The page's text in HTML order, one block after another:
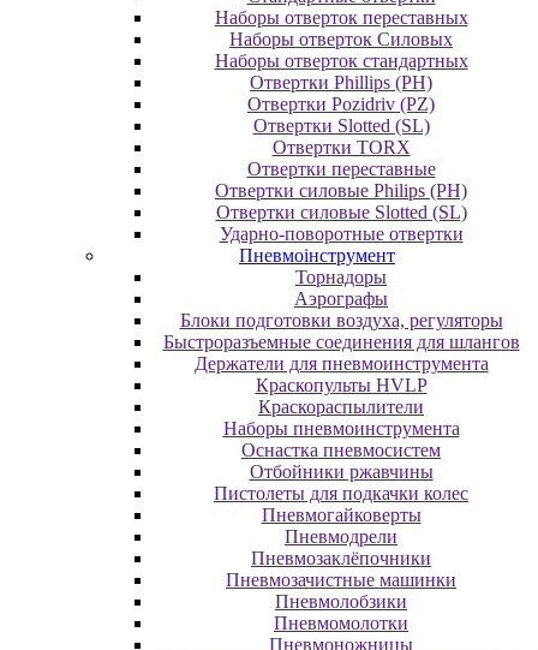
Наборы отверток переставных
Наборы отверток Силовых
Наборы отверток стандартных
Отвертки Phillips (PH)
Отвертки Pozidriv (PZ)
Отвертки Slotted (SL)
Отвертки TORX
Отвертки переставные
Отвертки силовые Philips (PH)
Отвертки силовые Slotted (SL)
Ударно-поворотные отвертки
Пневмоінструмент
Topнaдopы
Аэрографы
Блоки подготовки воздуха, регуляторы
Быстроразъемные соединения для шлангов
Держатели для пневмоинструмента
Краскопульты HVLP
Краскораспылители
Наборы пневмоинструмента
Оснастка пневмосистем
Отбойники ржавчины
Пистолеты для подкачки колес
Пневмогайковерты
Пневмодрели
Пневмозаклёпочники
Пневмозачистные машинки
Пневмолобзики
Пневмомолотки
Пневмоножницы